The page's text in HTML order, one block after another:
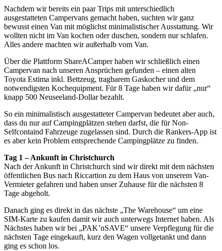
Nachdem wir bereits ein paar Trips mit unterschiedlich
ausgestatteten Campervans gemacht haben, suchten wir ganz
bewusst einen Van mit möglichst minimalistischer Ausstattung. Wir
wollten nicht im Van kochen oder duschen, sondern nur schlafen.
Alles andere machten wir außerhalb vom Van.
Über die Plattform ShareACamper haben wir schließlich einen
Campervan nach unseren Ansprüchen gefunden – einen alten
Toyota Estima inkl. Bettzeug, tragbarem Gaskocher und dem
notwendigsten Kochequipment. Für 8 Tage haben wir dafür „nur“
knapp 500 Neuseeland-Dollar bezahlt.
So ein minimalistisch ausgestatteter Campervan bedeutet aber auch,
dass du nur auf Campingplätzen stehen darfst, die für Non-
Selfcontaind Fahrzeuge zugelassen sind. Durch die Rankers-App ist
es aber kein Problem entsprechende Campingplätze zu finden.
Tag 1 – Ankunft in Christchurch
Nach der Ankunft in Christchurch sind wir direkt mit dem nächsten
öffentlichen Bus nach Riccartion zu dem Haus von unserem Van-
Vermieter gefahren und haben unser Zuhause für die nächsten 8
Tage abgeholt.
Danach ging es direkt in das nächste „The Warehouse“ um eine
SIM-Karte zu kaufen damit wir auch unterwegs Internet haben. Als
Nächstes haben wir bei „PAK’nSAVE“ unsere Verpflegung für die
nächsten Tage eingekauft, kurz den Wagen vollgetankt und dann
ging es schon los.